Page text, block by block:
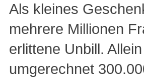
Als kleines
mehrere Millionen
erlittene Unbill.
umgerechnet